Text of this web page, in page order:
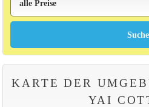
KARTE DER
YAI